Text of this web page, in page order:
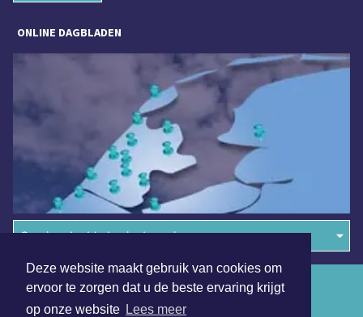
Deze website maakt gebruik van cookies om
ervoor te zorgen dat u de beste ervaring krijgt
op onze website Lees meer
ONLINE DAGBLADEN
Overige dagbladen in de regio
Algemene voorwaarden
Disclaimer